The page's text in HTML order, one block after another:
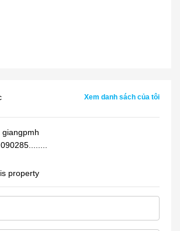
Xem danh sách của tôi
giangpmh
090285........
property